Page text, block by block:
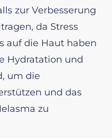
zur Verbesserung
da Stress
auf die Haut haben
Hydratation und
um die
und das
zu